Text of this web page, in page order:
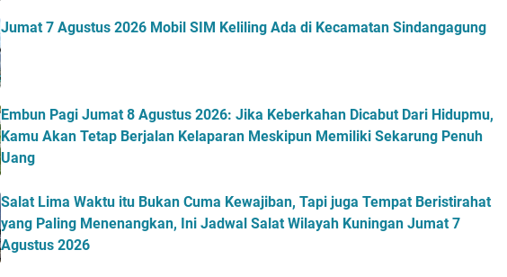
a
S
e
i
C
N
t
n
S
u
Jumat 7 Agustus 2026 Mobil SIM Keliling Ada di Kecamatan Sindangagung
Embun Pagi Jumat 8 Agustus 2026: Jika Keberkahan Dicabut Dari Hidupmu,
Kamu Akan Tetap Berjalan Kelaparan Meskipun Memiliki Sekarung Penuh
Uang
Salat Lima Waktu itu Bukan Cuma Kewajiban, Tapi juga Tempat Beristirahat
yang Paling Menenangkan, Ini Jadwal Salat Wilayah Kuningan Jumat 7
Agustus 2026